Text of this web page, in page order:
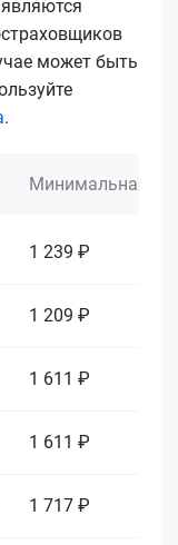
может быть
.
Минимальная
1 239 ₽
1 209 ₽
1 611 ₽
1 611 ₽
1 717 ₽